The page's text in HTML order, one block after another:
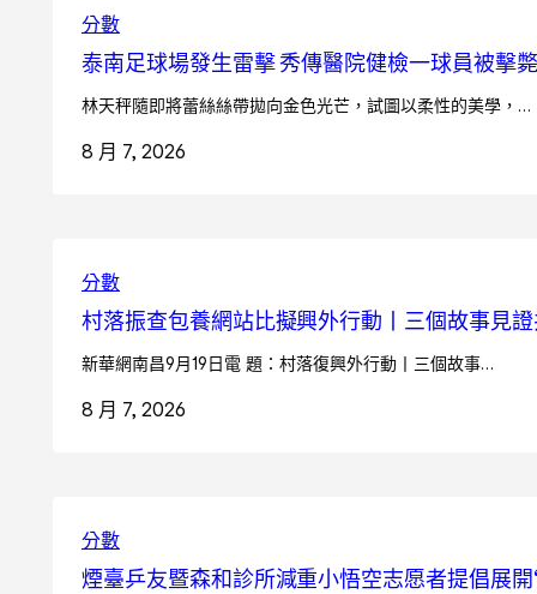
分數
泰南足球場發生雷擊 秀傳醫院健檢一球員被擊
林天秤隨即將蕾絲絲帶拋向金色光芒，試圖以柔性的美學，…
8 月 7, 2026
分數
村落振查包養網站比擬興外行動丨三個故事見
新華網南昌9月19日電 題：村落復興外行動丨三個故事…
8 月 7, 2026
分數
煙臺乒友暨森和診所減重小悟空志愿者提倡展